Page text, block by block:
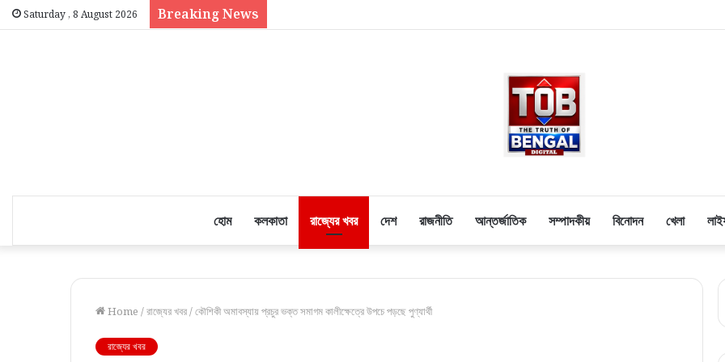
Saturday , 8 August 2026 Breaking News
হোম কলকাতা রাজ্যের খবর দেশ রাজনীতি আন্তর্জাতিক সম্পাদকীয় বিনোদন খেলা
Home /রাজ্যের খবর/কৌশিকী অমাবস্যায় প্রচুর ভক্ত সমাগম কালীক্ষেত্রে উপচে পড়ছে পুণ্যার্থী
রাজ্যের খবর